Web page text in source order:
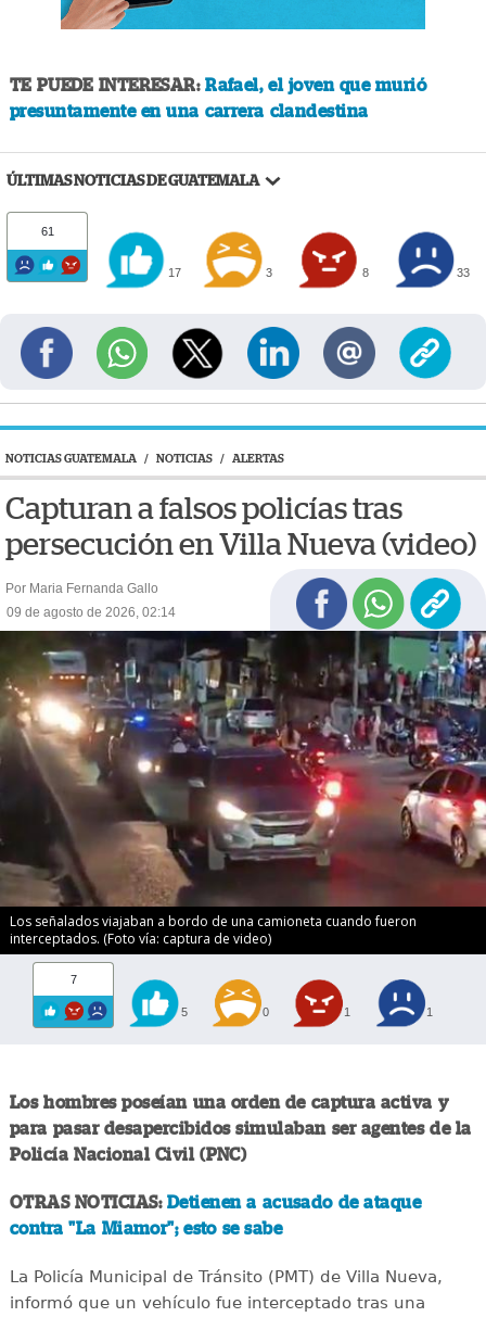
TE PUEDE INTERESAR:Rafael, el joven que murió
presuntamente en una carrera clandestina
ÚLTIMAS NOTICIAS DE GUATEMALA
61
17 3 8 33
NOTICIAS GUATEMALA / NOTICIAS / ALERTAS
Capturan a falsos policías tras
persecución en Villa Nueva (video)
Por Maria Fernanda Gallo
09 de agosto de 2026, 02:14
Los señalados viajaban a bordo de una camioneta cuando fueron
interceptados. (Foto vía: captura de video)
7
5 0 1 1
Los hombres poseían una orden de captura activa y
para pasar desapercibidos simulaban ser agentes de la
Policía Nacional Civil (PNC)
OTRAS NOTICIAS: Detienen a acusado de ataque
contra "La Miamor"; esto se sabe
La Policía Municipal de Tránsito (PMT) de Villa Nueva,
informó que un vehículo fue interceptado tras una